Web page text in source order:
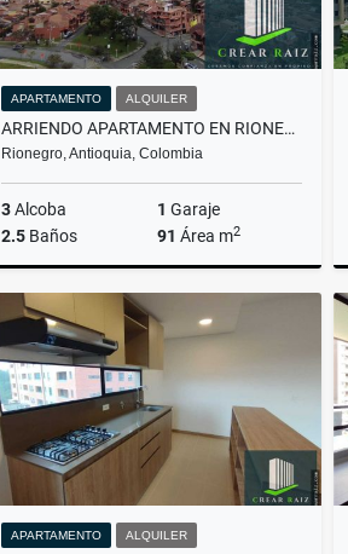
APARTAMENTO ALQUILER
ARRIENDO APARTAMENTO EN RIONEGRO
Rionegro, Antioquia, Colombia
3Alcoba 1 Garaje
2.5 Baños 91 Área m2
APARTAMENTO ALQUILER